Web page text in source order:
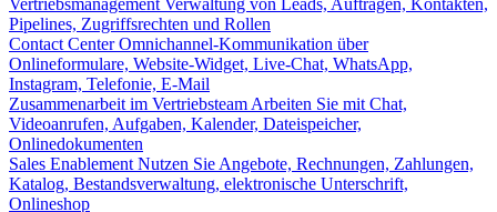
Vertriebsmanagement Verwaltung von Leads, Aufträgen, Kontakten,
Pipelines, Zugriffsrechten und Rollen
Contact Center Omnichannel-Kommunikation über
Onlineformulare, Website-Widget, Live-Chat, WhatsApp,
Instagram, Telefonie, E-Mail
Zusammenarbeit im Vertriebsteam Arbeiten Sie mit Chat,
Videoanrufen, Aufgaben, Kalender, Dateispeicher,
Onlinedokumenten
Sales Enablement Nutzen Sie Angebote, Rechnungen, Zahlungen,
Katalog, Bestandsverwaltung, elektronische Unterschrift,
Onlineshop